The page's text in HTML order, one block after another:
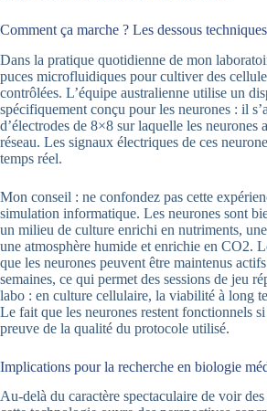
Comment ça marche ? Les dessous
Dans la pratique quotidienne de mon
puces microfluidiques pour cultiver des
contrôlées. L’équipe australienne utilise un
spécifiquement conçu pour les neurones : il
d’électrodes de 8×8 sur laquelle les neurones
réseau. Les signaux électriques de ces
temps réel.
Mon conseil : ne confondez pas cette
simulation informatique. Les neurones sont
un milieu de culture enrichi en nutriments,
une atmosphère humide et enrichie en CO2.
que les neurones peuvent être maintenus
semaines, ce qui permet des sessions de jeu
labo : en culture cellulaire, la viabilité à long
Le fait que les neurones restent fonctionnels
preuve de la qualité du protocole utilisé.
Implications pour la recherche en biologie
Au-delà du caractère spectaculaire de voir